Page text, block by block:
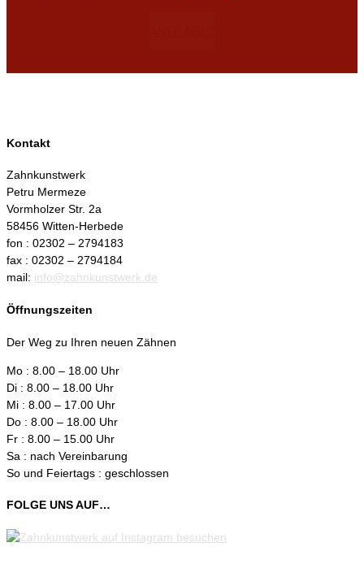
Kontakt
Zahnkunstwerk
Petru Mermeze
Vormholzer Str. 2a
58456 Witten-Herbede
fon : 02302 – 2794183
fax : 02302 – 2794184
mail: info@zahnkunstwerk.de
Öffnungszeiten
Der Weg zu Ihren neuen Zähnen
Mo : 8.00 – 18.00 Uhr
Di : 8.00 – 18.00 Uhr
Mi : 8.00 – 17.00 Uhr
Do : 8.00 – 18.00 Uhr
Fr : 8.00 – 15.00 Uhr
Sa : nach Vereinbarung
So und Feiertags : geschlossen
FOLGE UNS AUF…